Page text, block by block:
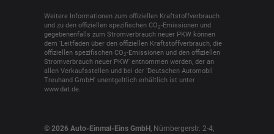
Weitere Informationen zum offiziellen Kraftstoffverbrauch
und zu den offiziellen spezifischen CO2-Emissionen und
gegebenenfalls zum Stromverbrauch neuer PKW können
dem 'Leitfaden über den offiziellen Kraftstoffverbrauch, die
offiziellen spezifischen CO2-Emissionen und den offiziellen
Stromverbrauch neuer PKW' entnommen werden, der an
allen Verkaufsstellen und bei der 'Deutschen Automobil
Treuhand GmbH' unentgeltlich erhältlich ist unter
www.dat.de.
© 2026 Auto-Einmal-Eins GmbH Nürnbergerstr. 2-4